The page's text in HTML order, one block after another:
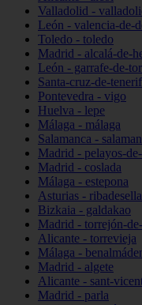
Valladolid -
León - valencia-de-
Toledo - toledo
Madrid - alcalá-de-
León - garrafe-de-
Santa-cruz-de-
Pontevedra - vigo
Huelva - lepe
Málaga - málaga
Salamanca -
Madrid - pelayos-
Madrid - coslada
Málaga - estepona
Asturias - ribadesella
Bizkaia - galdakao
Madrid - torrejón-
Alicante - torrevieja
Málaga -
Madrid - algete
Alicante - sant-
Madrid - parla